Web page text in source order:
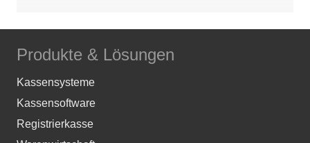
Produkte & Lösungen
Kassensysteme
Kassensoftware
Registrierkasse